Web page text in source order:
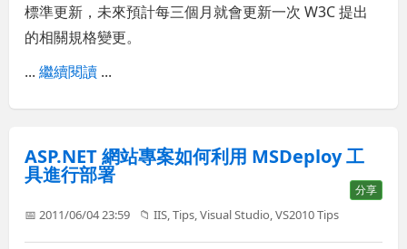
標準更新，未來預計每三個月就會更新一次 W3C 提出
的相關規格變更。
...繼續閱讀 ...
ASP.NET 網站專案如何利用 MSDeploy 工
具進行部署
分享
📅 2011/06/04 23:59 📁IIS,Tips,Visual Studio,VS2010 Tips